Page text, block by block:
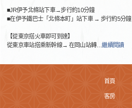
■JR伊予北條站下車→步行約10分鐘
■在伊予鐵巴士「北條本町」站下車 → 步行約5分鐘
【從東京搭火車即可到達】
從東京車站搭乘新幹線→ 在岡山站轉…繼續閱讀
首頁
客房